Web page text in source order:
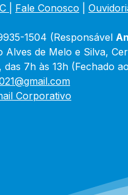
Fale Conosco
1504 (Responsável
Alves de Melo e Silva,
das 7h às 13h (Fechado
Corporativo